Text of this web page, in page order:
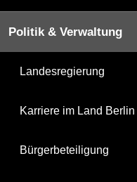
Politik & Verwaltung
Landesregierung
Karriere im Land Berlin
Bürgerbeteiligung